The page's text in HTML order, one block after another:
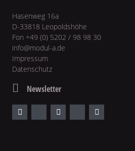
Hasenweg 16a
D-33818 Leopoldshöhe
Fon +49 (0) 5202 / 98 98 30
info@modul-a.de
Impressum
Datenschutz
Newsletter